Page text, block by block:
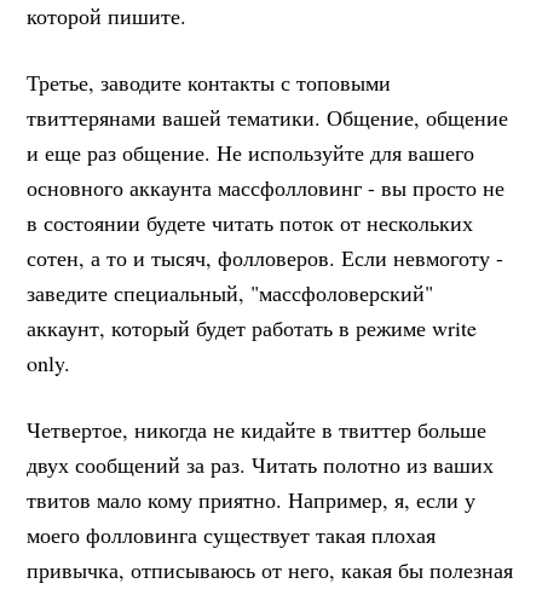
которой пишите.
Третье, заводите контакты с топовыми
твиттерянами вашей тематики. Общение, общение
и еще раз общение. Не используйте для вашего
основного аккаунта массфолловинг - вы просто не
в состоянии будете читать поток от нескольких
сотен, а то и тысяч, фолловеров. Если невмоготу -
заведите специальный, "массфоловерский"
аккаунт, который будет работать в режиме write
only.
Четвертое, никогда не кидайте в твиттер больше
двух сообщений за раз. Читать полотно из ваших
твитов мало кому приятно. Например, я, если у
моего фолловинга существует такая плохая
привычка, отписываюсь от него, какая бы полезная